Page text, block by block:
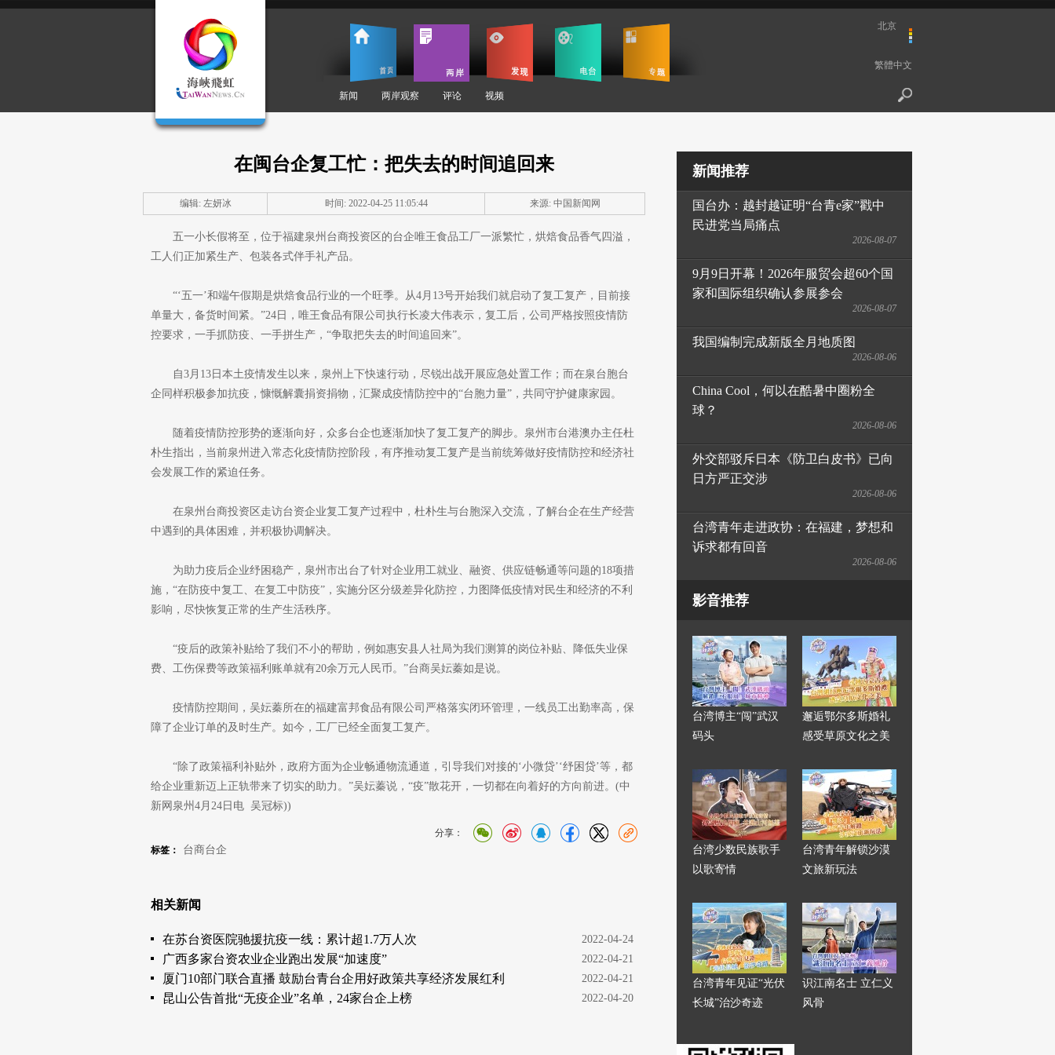
新闻 两岸观察 评论 视频
北京
繁體中文
在闽台企复工忙：把失去的时间追回来
编辑: 左妍冰 时间: 2022-04-25 11:05:44 来源: 中国新闻网
五一小长假将至，位于福建泉州台商投资区的台企唯王食品工厂一派繁忙，烘焙食品香气四溢，
工人们正加紧生产、包装各式伴手礼产品。
“‘五一’和端午假期是烘焙食品行业的一个旺季。从4月13号开始我们就启动了复工复产，目前接
单量大，备货时间紧。”24日，唯王食品有限公司执行长凌大伟表示，复工后，公司严格按照疫情防
控要求，一手抓防疫、一手拼生产，“争取把失去的时间追回来”。
自3月13日本土疫情发生以来，泉州上下快速行动，尽锐出战开展应急处置工作；而在泉台胞台
企同样积极参加抗疫，慷慨解囊捐资捐物，汇聚成疫情防控中的“台胞力量”，共同守护健康家园。
随着疫情防控形势的逐渐向好，众多台企也逐渐加快了复工复产的脚步。泉州市台港澳办主任杜
朴生指出，当前泉州进入常态化疫情防控阶段，有序推动复工复产是当前统筹做好疫情防控和经济社
会发展工作的紧迫任务。
在泉州台商投资区走访台资企业复工复产过程中，杜朴生与台胞深入交流，了解台企在生产经营
中遇到的具体困难，并积极协调解决。
为助力疫后企业纾困稳产，泉州市出台了针对企业用工就业、融资、供应链畅通等问题的18项措
施，“在防疫中复工、在复工中防疫”，实施分区分级差异化防控，力图降低疫情对民生和经济的不利
影响，尽快恢复正常的生产生活秩序。
“疫后的政策补贴给了我们不小的帮助，例如惠安县人社局为我们测算的岗位补贴、降低失业保
费、工伤保费等政策福利账单就有20余万元人民币。”台商吴妘蓁如是说。
疫情防控期间，吴妘蓁所在的福建富邦食品有限公司严格落实闭环管理，一线员工出勤率高，保
障了企业订单的及时生产。如今，工厂已经全面复工复产。
“除了政策福利补贴外，政府方面为企业畅通物流通道，引导我们对接的‘小微贷’‘纾困贷’等，都
给企业重新迈上正轨带来了切实的助力。”吴妘蓁说，“疫”散花开，一切都在向着好的方向前进。(中
新网泉州4月24日电 吴冠标))
分享：
标签：
台商台企
相关新闻
2022-04-24
在苏台资医院驰援抗疫一线：累计超1.7万人次
2022-04-21
广西多家台资农业企业跑出发展“加速度”
2022-04-21
厦门10部门联合直播 鼓励台青台企用好政策共享经济发展红利
2022-04-20
昆山公告首批“无疫企业”名单，24家台企上榜
新闻推荐
国台办：越封越证明“台青e家”戳中
民进党当局痛点
2026-08-07
9月9日开幕！2026年服贸会超60个国
家和国际组织确认参展参会
2026-08-07
我国编制完成新版全月地质图
2026-08-06
China Cool，何以在酷暑中圈粉全
球？
2026-08-06
外交部驳斥日本《防卫白皮书》已向
日方严正交涉
2026-08-06
台湾青年走进政协：在福建，梦想和
诉求都有回音
2026-08-06
影音推荐
台湾博主“闯”武汉
码头
邂逅鄂尔多斯婚礼
感受草原文化之美
台湾少数民族歌手
以歌寄情
台湾青年解锁沙漠
文旅新玩法
台湾青年见证“光伏
长城”治沙奇迹
识江南名士 立仁义
风骨